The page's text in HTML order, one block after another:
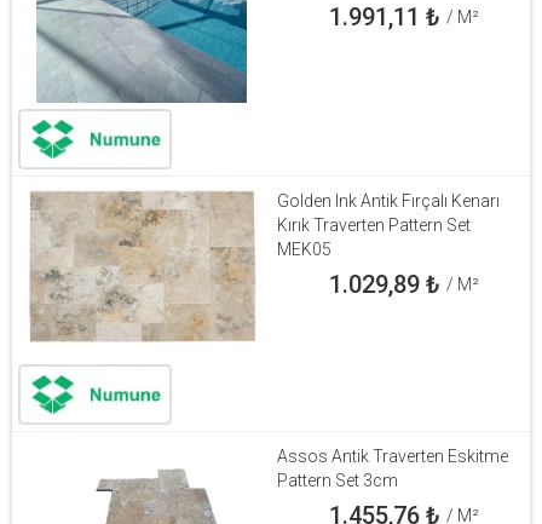
1.991,11 ₺ / M²
Golden Ink Antik Fırçalı Kenarı
Kırık Traverten Pattern Set
MEK05
1.029,89₺ / M²
Assos Antik Traverten Eskitme
Pattern Set 3cm
1.455,76₺ / M²